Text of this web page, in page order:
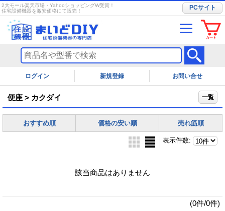
2大モール楽天市場・YahooショッピングW受賞！
住宅設備機器を激安価格にて販売！
PCサイト
ログイン お問い合せ
便座 > カクダイ 一覧
おすすめ順 価格の安い順 売れ筋順
表示件数:
該当商品はありません
(0件/0件)